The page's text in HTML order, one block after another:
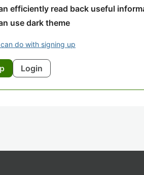
efficiently read back useful
use dark theme
do with signing up
Login